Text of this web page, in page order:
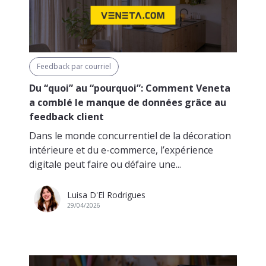
Feedback par courriel
Du “quoi” au “pourquoi”: Comment Veneta
a comblé le manque de données grâce au
feedback client
Dans le monde concurrentiel de la décoration
intérieure et du e-commerce, l’expérience
digitale peut faire ou défaire une...
Luisa D'El Rodrigues
29/04/2026